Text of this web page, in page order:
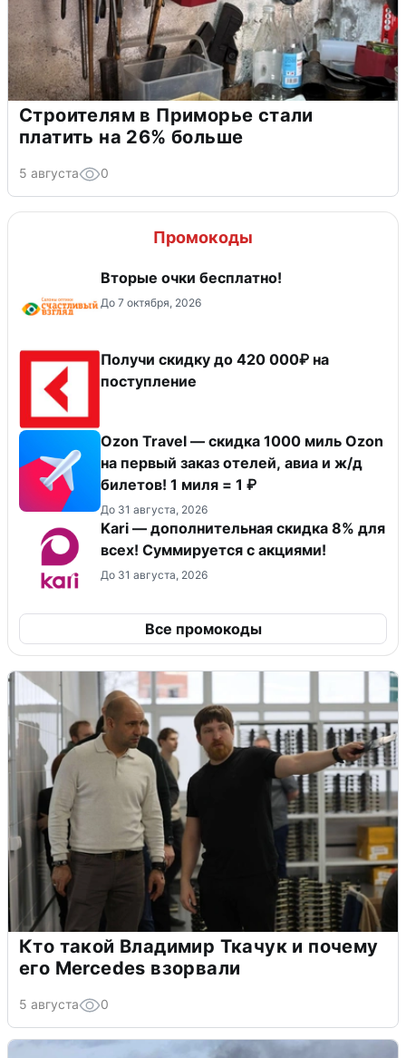
Строителям в Приморье стали
платить на 26% больше
5 августа 0
Промокоды
Вторые очки бесплатно!
До 7 октября, 2026
Получи скидку до 420 000₽ на
поступление
Ozon Travel — скидка 1000 миль Ozon
на первый заказ отелей, авиа и ж/д
билетов! 1 миля = 1 ₽
До 31 августа, 2026
Kari — дополнительная скидка 8% для
всех! Суммируется с акциями!
До 31 августа, 2026
Все промокоды
Кто такой Владимир Ткачук и почему
его Mercedes взорвали
5 августа 0